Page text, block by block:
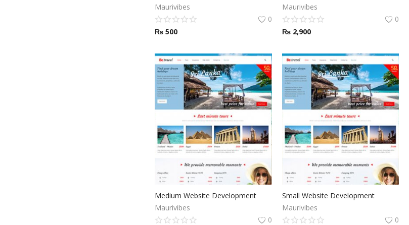
Maurivibes
0
₨ 500
Maurivibes
0
₨2,900
Medium Website Development
Maurivibes
0
Small Website Development
Maurivibes
0